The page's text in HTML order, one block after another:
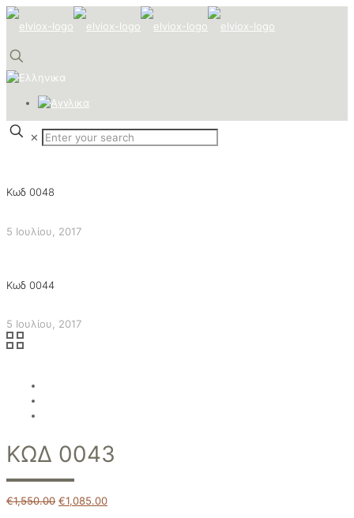
✕
Κωδ 0048
5 Ιουλίου, 2017
Κωδ 0044
5 Ιουλίου, 2017
ΚΩΔ 0043
€1,550.00 €1,085.00